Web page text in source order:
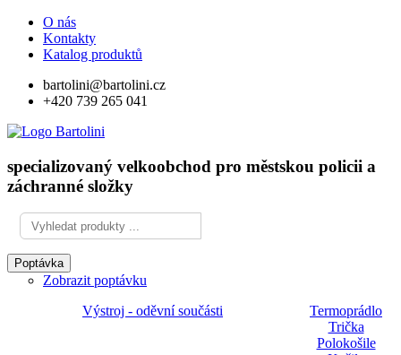
O nás
Kontakty
Katalog produktů
bartolini@bartolini.cz
+420 739 265 041
specializovaný velkoobchod pro městskou policii a
záchranné složky
Poptávka
Zobrazit poptávku
Výstroj - oděvní součásti
Termoprádlo
Trička
Polokošile